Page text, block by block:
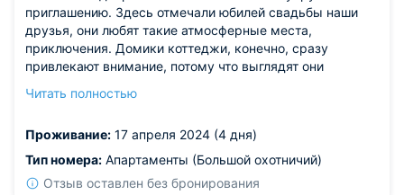
приглашению. Здесь отмечали юбилей свадьбы наши
друзья, они любят такие атмосферные места,
приключения. Домики коттеджи, конечно, сразу
привлекают внимание, потому что выглядят они
Несмотря на это поставлю высокую оценку, так как
хорошее.
Читать полностью
Проживание: 17 апреля 2024 (4 дня)
Тип номера: Апартаменты (Большой охотничий)
Отзыв оставлен без бронирования